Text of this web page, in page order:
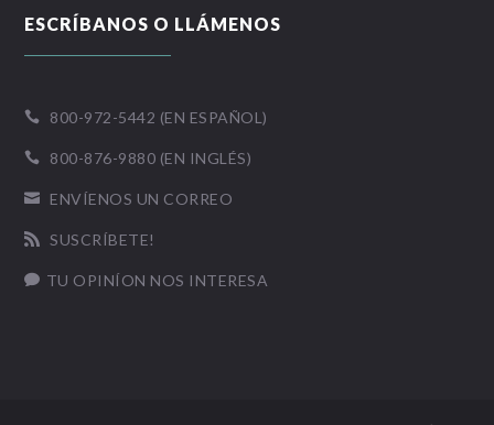
ESCRÍBANOS O LLÁMENOS
 800-972-5442 (EN ESPAÑOL)
 800-876-9880 (EN INGLÉS)
 ENVÍENOS UN CORREO
 SUSCRÍBETE!
 TU OPINÍON NOS INTERESA